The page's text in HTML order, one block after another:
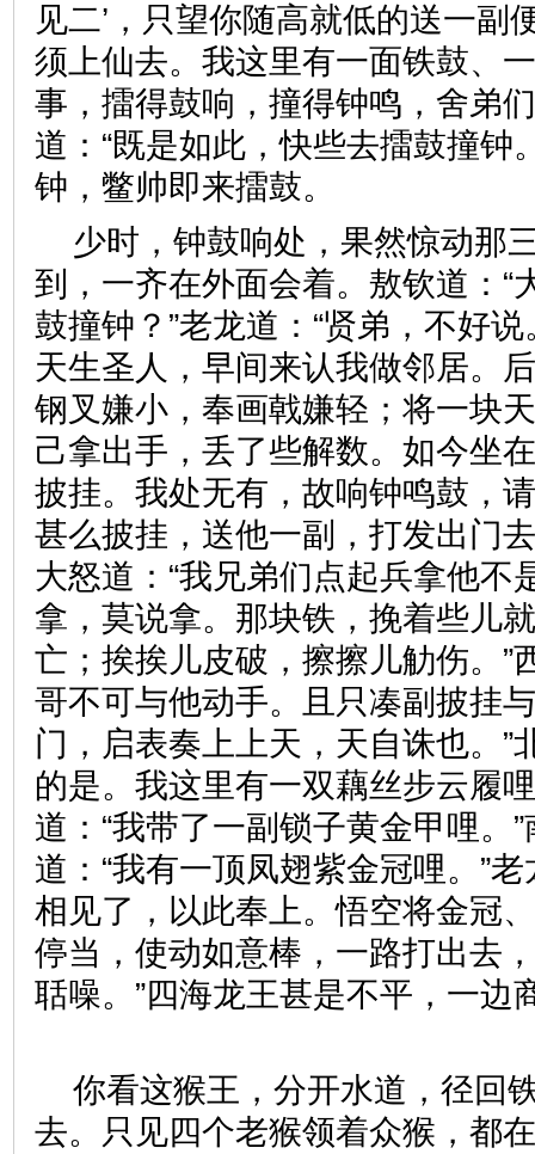
见二’，只望你随高就低的送一副
须上仙去。我这里有一面铁鼓、
事，擂得鼓响，撞得钟鸣，舍弟
道：“既是如此，快些去擂鼓撞钟
钟，鳖帅即来擂鼓。
少时，钟鼓响处，果然惊动那
到，一齐在外面会着。敖钦道：“
鼓撞钟？”老龙道：“贤弟，不好
天生圣人，早间来认我做邻居。
钢叉嫌小，奉画戟嫌轻；将一块
己拿出手，丢了些解数。如今坐
披挂。我处无有，故响钟鸣鼓，
甚么披挂，送他一副，打发出门
大怒道：“我兄弟们点起兵拿他不
拿，莫说拿。那块铁，挽着些儿
亡；挨挨儿皮破，擦擦儿觔伤。”
哥不可与他动手。且只凑副披挂
门，启表奏上上天，天自诛也。”
的是。我这里有一双藕丝步云履
道：“我带了一副锁子黄金甲哩。
道：“我有一顶凤翅紫金冠哩。”
相见了，以此奉上。悟空将金冠
停当，使动如意棒，一路打出去
聒噪。”四海龙王甚是不平，一边
你看这猴王，分开水道，径回
去。只见四个老猴领着众猴，都